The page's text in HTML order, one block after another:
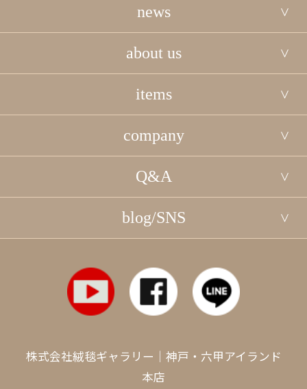
news
about us
items
company
Q&A
blog/SNS
株式会社絨毯ギャラリー｜神戸・六甲アイランド
本店